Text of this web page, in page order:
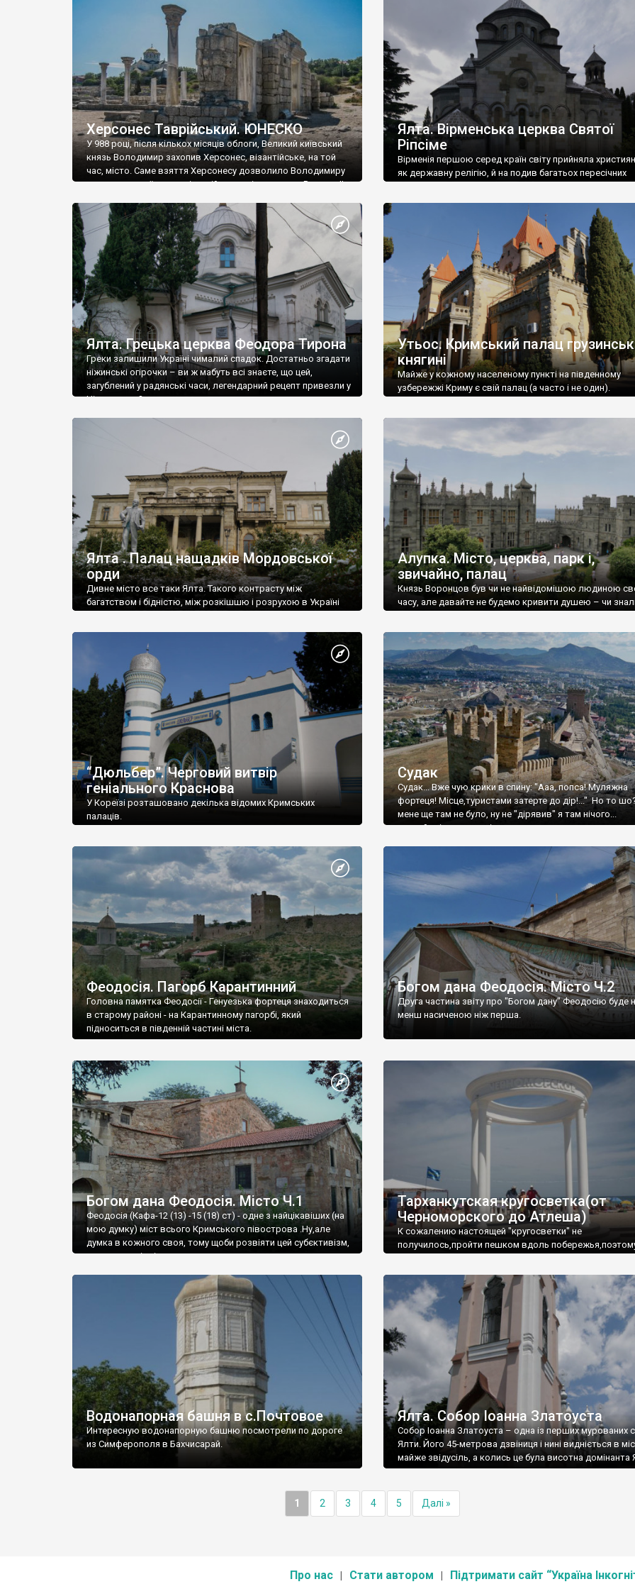
візантійської доби. Раритети викрадені з фондів об’єкту
культурної спадщини ЮНЕСКО «Херсонеса Таврійського».
Офіційно – на виставку «Золото Візантії», але експерти та
влада в Україні вважають це лише […]
називаються «повстяками» (postaki)…” “Вино. Крим
виробляє відмінне вино і його вдосталь: воно все
легке біле і дуже […]
Херсонес Таврійський. ЮНЕСКО
У 988 році, після кількох місяців облоги, Великий київський
князь Володимир захопив Херсонес, візантійське, на той
час, місто. Саме взяття Херсонесу дозволило Володимиру
диктувати свої умови візантійському імператору Василю ІІ,
Херсонесі Володимир-язичник, став Василем-
християнином. А потім було Хрещення Русі. На честь
Херсонесу Таврійського названо місто […]
Ялта. Вірменська церква Святої
Ріпсіме
Вірменія першою серед країн світу прийняла
як державну релігію, й на подив багатьох пересічних
Ялта. Грецька церква Феодора Тирона
Греки залишили Україні чималий спадок. Достатньо згадати
ніжинські огірочки – ви ж мабуть всі знаєте, що цей,
загублений у радянські часи, легендарний рецепт привезли у
Ніжин греки?
Утьос. Кримський палац
княгині
Майже у кожному населеному пункті на південному
узбережжі Криму є свій палац (а часто і не один).
Ялта . Палац нащадків Мордовської
орди
Дивне місто все таки Ялта. Такого контрасту між
багатством і бідністю, між розкішшю і розрухою в Україні
Алупка. Місто, церква, парк і,
звичайно, палац
Князь Воронцов був чи не найвідомішою людиною
часу, але давайте не будемо кривити душею – чи
“Дюльбер”. Черговий витвір
геніального Краснова
У Кореїзі розташовано декілька відомих Кримських
палаців.
Судак
Судак... Вже чую крики в спину: "Ааа, попса! Муляжна
фортеця! Місце,туристами затерте до дір!..." Но то
мене ще там не було, ну не "дірявив" я там нічого...
принаймні до цього літа.
Феодосія. Пагорб Карантинний
Головна памятка Феодосії - Генуезька фортеця знаходиться
в старому районі - на Карантинному пагорбі, який
підноситься в південній частині міста.
Богом дана Феодосія. Місто Ч.2
Друга частина звіту про "Богом дану" Феодосію буде
менш насиченою ніж перша.
Богом дана Феодосія. Місто Ч.1
Феодосія (Кафа-12 (13) -15 (18) ст) - одне з найцікавіших (на
мою думку) міст всього Кримського півострова .Ну,але
думка в кожного своя, тому щоби розвіяти цей субєктивізм,
запрошую відвідати це
Тарханкутская кругосветка(от
Черноморского до Атлеша)
К сожалению настоящей "кругосветки" не
получилось,пройти пешком вдоль
Водонапорная башня в с.Почтовое
Интересную водонапорную башню посмотрели по дороге
из Симферополя в Бахчисарай.
Ялта. Собор Іоанна Златоуста
Собор Іоанна Златоуста – одна із перших мурованих
Ялти. Його 45-метрова дзвіниця і нині видніється в
майже звідусіль, а колись це була висотна домінанта
1 2 3 4 5 Далі »
Про нас Стати автором Підтримати сайт “Україна